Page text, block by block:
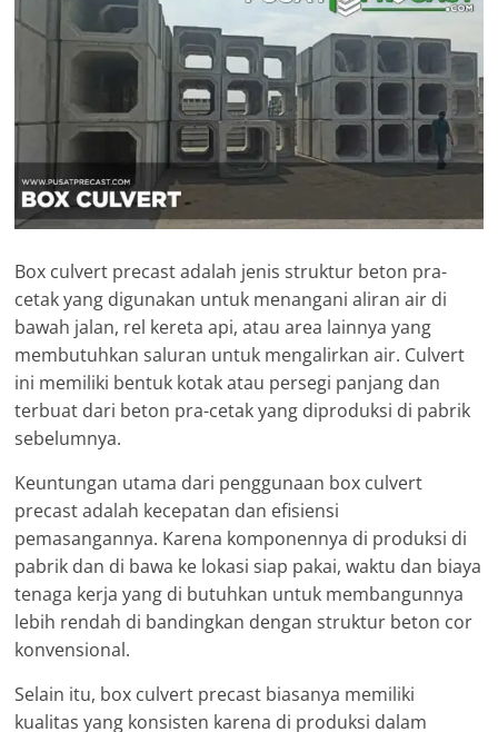
Box culvert precast adalah jenis struktur beton pra-
cetak yang digunakan untuk menangani aliran air di
bawah jalan, rel kereta api, atau area lainnya yang
membutuhkan saluran untuk mengalirkan air. Culvert
ini memiliki bentuk kotak atau persegi panjang dan
terbuat dari beton pra-cetak yang diproduksi di pabrik
sebelumnya.
Keuntungan utama dari penggunaan box culvert
precast adalah kecepatan dan efisiensi
pemasangannya. Karena komponennya di produksi di
pabrik dan di bawa ke lokasi siap pakai, waktu dan biaya
tenaga kerja yang di butuhkan untuk membangunnya
lebih rendah di bandingkan dengan struktur beton cor
konvensional.
Selain itu, box culvert precast biasanya memiliki
kualitas yang konsisten karena di produksi dalam